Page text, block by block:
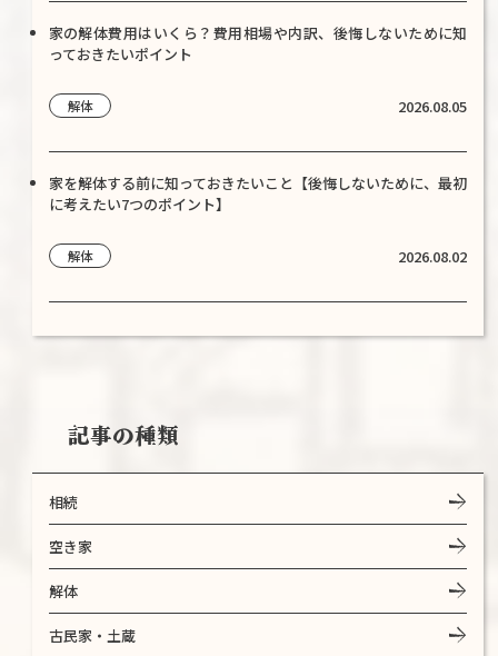
家の解体費用はいくら？費用相場や内訳、後悔しないために知
っておきたいポイント
解体 2026.08.05
家を解体する前に知っておきたいこと【後悔しないために、最初
に考えたい7つのポイント】
解体 2026.08.02
記事の種類
相続
空き家
解体
古民家・土蔵